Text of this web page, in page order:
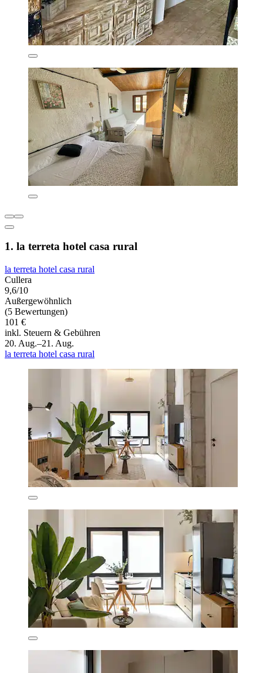
1. la terreta hotel casa rural
la terreta hotel casa rural
Cullera
9,6/10
Außergewöhnlich
(5 Bewertungen)
101 €
inkl. Steuern & Gebühren
20. Aug.–21. Aug.
la terreta hotel casa rural